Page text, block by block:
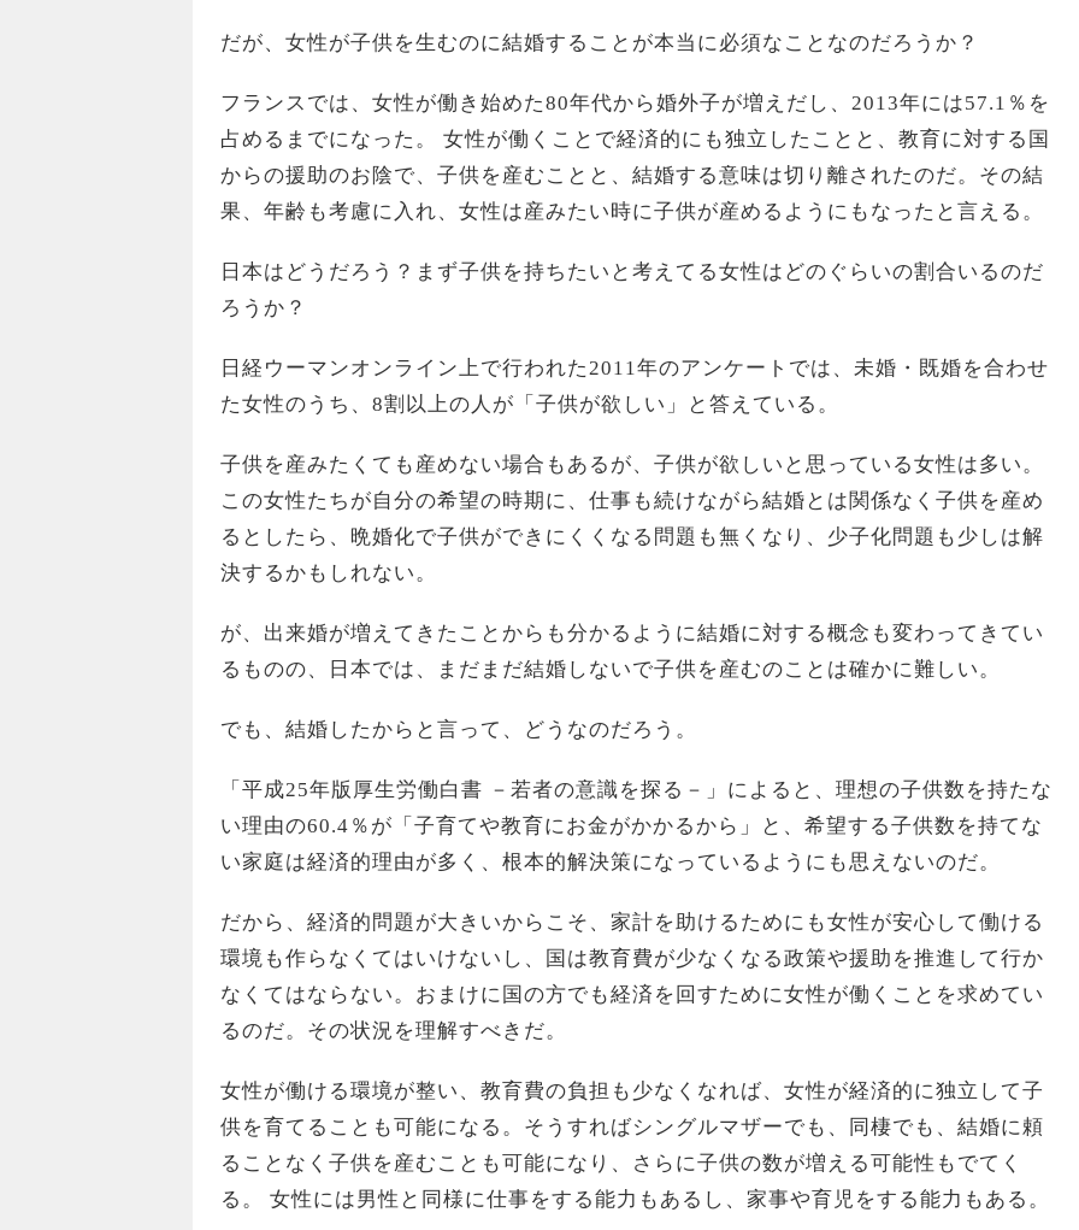
だが、女性が子供を生むのに結婚することが本当に必須なことなのだろうか？
フランスでは、女性が働き始めた80年代から婚外子が増えだし、2013年には57.1％を
占めるまでになった。 女性が働くことで経済的にも独立したことと、教育に対する国
からの援助のお陰で、子供を産むことと、結婚する意味は切り離されたのだ。その結
果、年齢も考慮に入れ、女性は産みたい時に子供が産めるようにもなったと言える。
日本はどうだろう？まず子供を持ちたいと考えてる女性はどのぐらいの割合いるのだ
ろうか？
日経ウーマンオンライン上で行われた2011年のアンケートでは、未婚・既婚を合わせ
た女性のうち、8割以上の人が「子供が欲しい」と答えている。
子供を産みたくても産めない場合もあるが、子供が欲しいと思っている女性は多い。
この女性たちが自分の希望の時期に、仕事も続けながら結婚とは関係なく子供を産め
るとしたら、晩婚化で子供ができにくくなる問題も無くなり、少子化問題も少しは解
決するかもしれない。
が、出来婚が増えてきたことからも分かるように結婚に対する概念も変わってきてい
るものの、日本では、まだまだ結婚しないで子供を産むのことは確かに難しい。
でも、結婚したからと言って、どうなのだろう。
「平成25年版厚生労働白書 －若者の意識を探る－」によると、理想の子供数を持たな
い理由の60.4％が「子育てや教育にお金がかかるから」と、希望する子供数を持てな
い家庭は経済的理由が多く、根本的解決策になっているようにも思えないのだ。
だから、経済的問題が大きいからこそ、家計を助けるためにも女性が安心して働ける
環境も作らなくてはいけないし、国は教育費が少なくなる政策や援助を推進して行か
なくてはならない。おまけに国の方でも経済を回すために女性が働くことを求めてい
るのだ。その状況を理解すべきだ。
女性が働ける環境が整い、教育費の負担も少なくなれば、女性が経済的に独立して子
供を育てることも可能になる。そうすればシングルマザーでも、同棲でも、結婚に頼
ることなく子供を産むことも可能になり、さらに子供の数が増える可能性もでてく
る。 女性には男性と同様に仕事をする能力もあるし、家事や育児をする能力もある。